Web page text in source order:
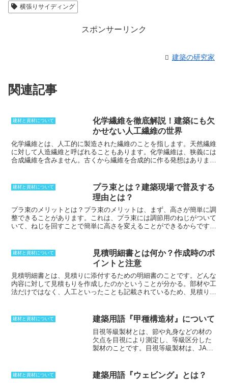
横張りサイディング
スポンサーリンク
建築の研究家
関連記事
建材と資材について
化学繊維を徹底解説！建築にも欠
かせない人工繊維の世界
化学繊維とは 、人工的に製造された繊維のことを指します。天然繊維
に対して人造繊維と呼ばれることもあります。化学繊維は、狭義には
合成繊維を含みません。古くから繊維を合成的に作る発想はありまし
や、天然高分子を使った半合成繊維といった物も化学繊維に含まれま
す。また、繊維ではあるものの、無機化合物から作り出す無機繊維も
化学繊維のひとつとなります。化学繊維は、化学的な操作で作り出し
ていくため、用途に合わせた性能の物を選択することができ、非常に
安価な物から絹の特性を持たせた高価な人造絹糸のような物まであり
ます。
建材と資材について
プラ束とは？建築現場で普及する
理由とは？
プラ束のメリットとは？ プラ束のメリットは、まず、高さが簡単に調
整できることがあります。これは、プラ束には調節用のねじがついて
いて、ねじを回すことで簡単に高さを変えることができるからです。
ため、床鳴りを防止することができます。床鳴りは、床下と床材の間
に隙間があることによって起こることがありますが、プラ束を使うこ
とで隙間をなくすことができます。さらに、プラ束は受けがついてい
るため、簡単に施工を進めることができます。受けがついていること
で、プラ束を床下に固定することが容易になり、施工時間を短縮する
ことができます。
建材と資材について
見積明細書とは何か？作成時のポ
イントと注意
見積明細書とは、見積りに添付するための明細書のことです。どんな
内容に対して見積もりを作成したのかということが分かる。部材や工
法だけではなく、人工といったことも記載されているため、見積りに
している。正確に内容が記載されていることによって、一式などの見
積りを避けることができるようになり、どんぶり勘定を避けることが
できるうえ、内容に疑問を抱いたりすることもなくなる。実際に取引
として考えた場合にも、相互で内容に誤解を生んだりしないようにす
るために、見積明細書は重要な物だ。
建材と資材について 建築用語『甲種構造材』について
目視等級製材とは、節や丸身などの材の
欠点を目視により測定し、等級区分した
製材のことです。目視等級製材は、JAS
の2種類があります。甲種構造材は、横使
い用途（曲げ性能を必要とする部分）で
建材と資材について 建築用語『ウェビング』とは？